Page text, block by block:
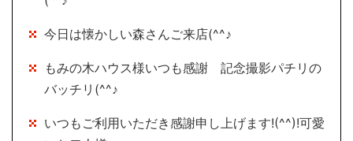
今日は懐かしい森さんご来店(^^♪
もみの木ハウス様いつも感謝 記念撮影パチリの
バッチリ(^^♪
いつもご利用いただき感謝申し上げます!(^^)!可愛